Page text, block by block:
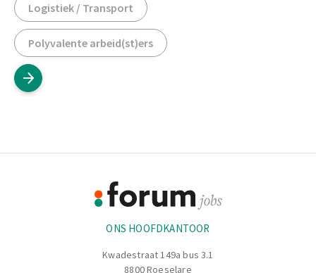
Logistiek / Transport
Polyvalente arbeid(st)ers
ONS HOOFDKANTOOR
Kwadestraat 149a bus 3.1
8800 Roeselare